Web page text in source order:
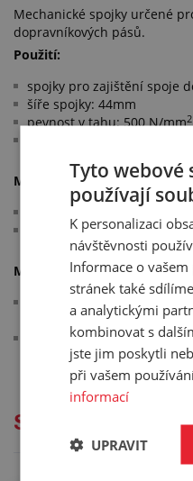
Mechanické spojky určené
dopravníkových pásů.
Použití:
spojky pro zajištění spoje
šíře spojky: 44mm
pevnost v tahu: 500 N/mm2
Materiál:
pozinkovaná ocel
nerezová ocel
Montáž:
nutno osadit speciálním
lankem, které nejsou
1 kus je polovina spoje,
Služby
Tyto webové
používají
K personalizaci
návštěvnosti
Informace o
stránek také
a analytickými
kombinovat s
jste jim poskytli
při vašem
informací
UPRAVIT